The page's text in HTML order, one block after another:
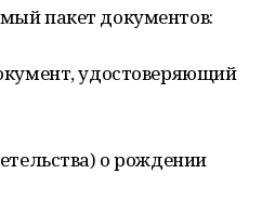
пакет документов:
удостоверяющий
о рождении